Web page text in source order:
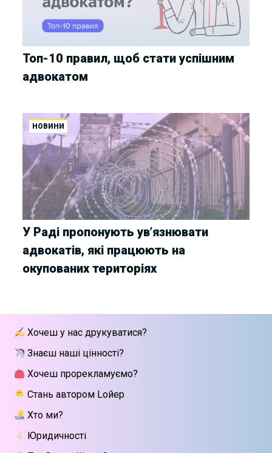
Топ-10 правил, щоб стати успішним
адвокатом
НОВИНИ
У Раді пропонують ув’язнювати
адвокатів, які працюють на
окупованих територіях
Хочеш у нас друкуватися?
Знаєш наші цінності?
Хочеш прорекламуємо?
Стань автором Lойер
Хто ми?
Юридичності